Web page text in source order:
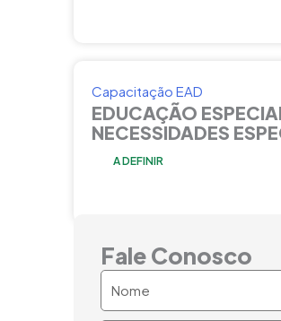
Capacitação EAD
EDUCAÇÃO
NECESSIDADES
A DEFINIR
Fale Conosco